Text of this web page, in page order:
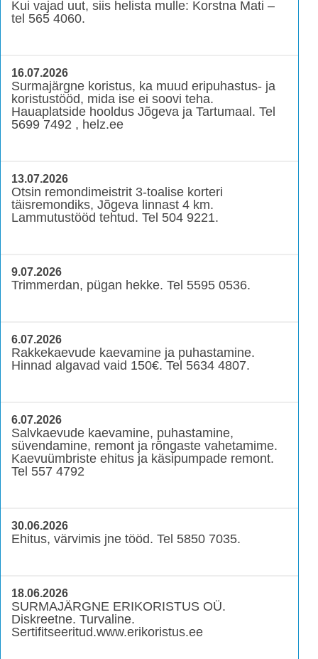
Kui vajad uut, siis helista mulle: Korstna Mati –
tel 565 4060.
16.07.2026
Surmajärgne koristus, ka muud eripuhastus- ja
koristustööd, mida ise ei soovi teha.
Hauaplatside hooldus Jõgeva ja Tartumaal. Tel
5699 7492 , helz.ee
13.07.2026
Otsin remondimeistrit 3-toalise korteri
täisremondiks, Jõgeva linnast 4 km.
Lammutustööd tehtud. Tel 504 9221.
9.07.2026
Trimmerdan, pügan hekke. Tel 5595 0536.
6.07.2026
Rakkekaevude kaevamine ja puhastamine.
Hinnad algavad vaid 150€. Tel 5634 4807.
6.07.2026
Salvkaevude kaevamine, puhastamine,
süvendamine, remont ja rõngaste vahetamime.
Kaevuümbriste ehitus ja käsipumpade remont.
Tel 557 4792
30.06.2026
Ehitus, värvimis jne tööd. Tel 5850 7035.
18.06.2026
SURMAJÄRGNE ERIKORISTUS OÜ.
Diskreetne. Turvaline.
Sertifitseeritud.www.erikoristus.ee